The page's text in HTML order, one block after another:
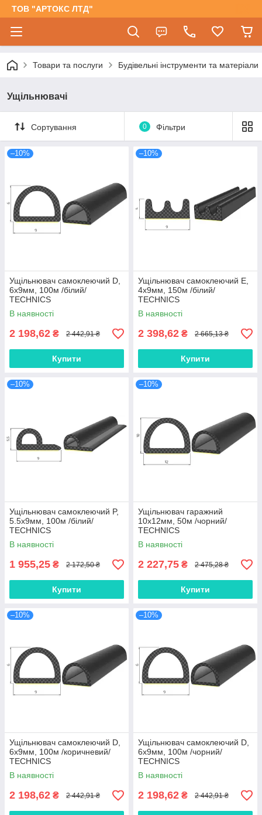
ТОВ "АРТОКС ЛТД"
Товари та послуги Будівельні інструменти та матеріали
Ущільнювачі
Сортування 0 Фільтри
–10%
Ущільнювач самоклеючий D,
6х9мм, 100м /білий/
TECHNICS
В наявності
2 198,62 ₴ 2 442,91 ₴
Купити
–10%
Ущільнювач самоклеючий E,
4х9мм, 150м /білий/
TECHNICS
В наявності
2 398,62 ₴ 2 665,13 ₴
Купити
–10%
Ущільнювач самоклеючий P,
5.5х9мм, 100м /білий/
TECHNICS
В наявності
1 955,25 ₴ 2 172,50 ₴
Купити
–10%
Ущільнювач гаражний
10х12мм, 50м /чорний/
TECHNICS
В наявності
2 227,75 ₴ 2 475,28 ₴
Купити
–10%
Ущільнювач самоклеючий D,
6х9мм, 100м /коричневий/
TECHNICS
В наявності
2 198,62 ₴ 2 442,91 ₴
–10%
Ущільнювач самоклеючий D,
6х9мм, 100м /чорний/
TECHNICS
В наявності
2 198,62 ₴ 2 442,91 ₴